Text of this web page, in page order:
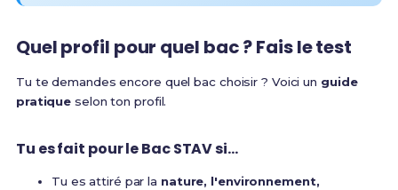
Quel profil pour quel bac ? Fais le test
Tu te demandes encore quel bac choisir ? Voici un guide
pratique selon ton profil.
Tu es fait pour le Bac STAV si...
Tu es attiré par la nature, l'environnement,